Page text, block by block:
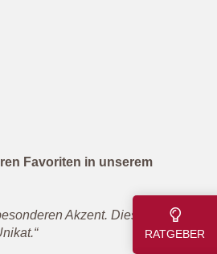
Favoriten in unserem
Akzent. Dieser
RATGEBER